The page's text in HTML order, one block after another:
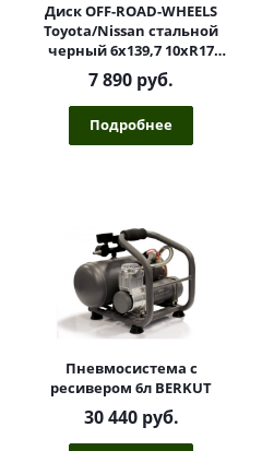
Диск OFF-ROAD-WHEELS
Toyota/Nissan стальной
черный 6x139,7 10xR17
d110 ET-40 (треуг.)
7 890 руб.
Подробнее
Пневмосистема с
ресивером 6л BERKUT
30 440 руб.